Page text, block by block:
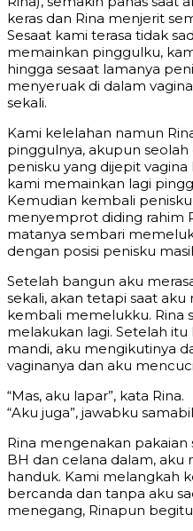
keras dan Rina menjerit
Sesaat kami terasa tidak
memainkan pinggulku,
hingga sesaat lamanya
menyeruak di dalam
sekali.
Kami kelelahan namun
pinggulnya, akupun
penisku yang dijepit
kami memainkan lagi
Kemudian kembali
menyemprot diding rahim
matanya sembari
dengan posisi penisku
Setelah bangun aku
sekali, akan tetapi saat
kembali memelukku. Rina
melakukan lagi. Setelah
mandi, aku mengikutinya
vaginanya dan aku
“Mas, aku lapar”, kata Rina.
“Aku juga”, jawabku
Rina mengenakan
BH dan celana dalam,
handuk. Kami melangkah
bercanda dan tanpa aku
menegang, Rinapun